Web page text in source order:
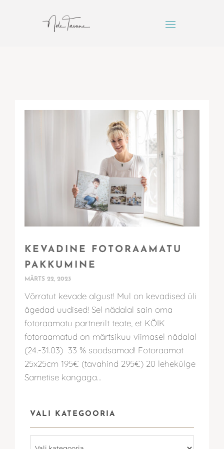
KEVADINE FOTORAAMATU
PAKKUMINE
MÄRTS 22, 2023
Võrratut kevade algust! Mul on kevadised üli
ägedad uudised! Sel nädalal sain oma
fotoraamatu partnerilt teate, et KÕIK
fotoraamatud on märtsikuu viimasel nädalal
(24.-31.03) 33 % soodsamad! Fotoraamat
25x25cm 195€ (tavahind 295€) 20 lehekülge
Sametise kangaga...
VALI KATEGOORIA